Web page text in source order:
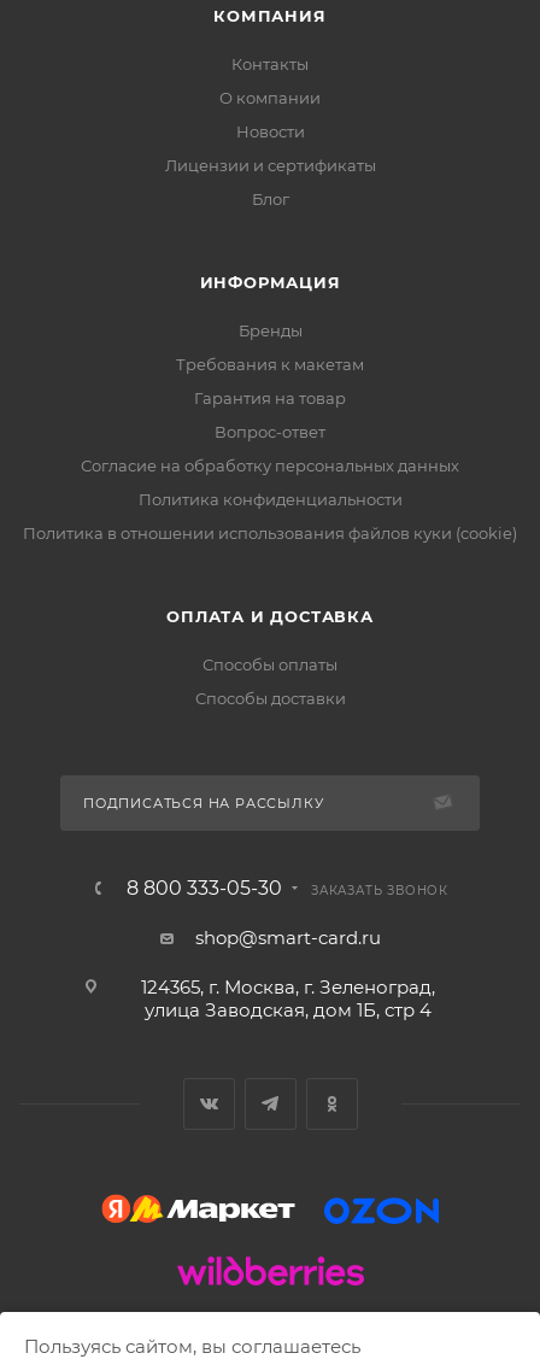
КОМПАНИЯ
Контакты
О компании
Новости
Лицензии и сертификаты
Блог
ИНФОРМАЦИЯ
Бренды
Требования к макетам
Гарантия на товар
Вопрос-ответ
Согласие на обработку персональных данных
Политика конфиденциальности
Политика в отношении использования файлов куки (cookie)
ОПЛАТА И ДОСТАВКА
Способы оплаты
Способы доставки
ПОДПИСАТЬСЯ НА РАССЫЛКУ
8 800 333-05-30 ЗАКАЗАТЬ ЗВОНОК
shop@smart-card.ru
124365, г. Москва, г. Зеленоград,
улица Заводская, дом 1Б, стр 4
2002 - 2026 © SMART-CARD.RU Все права защищены.
Пользуясь сайтом, вы соглашаетесь